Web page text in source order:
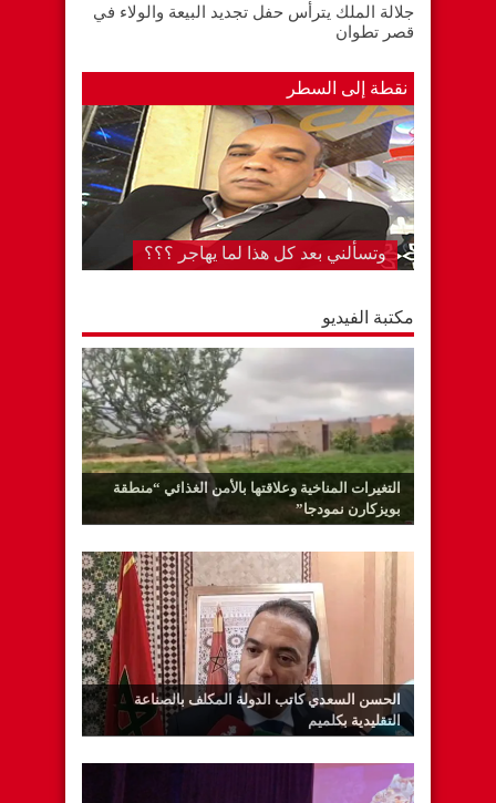
جلالة الملك يترأس حفل تجديد البيعة والولاء في
قصر تطوان
نقطة إلى السطر
وتسألني بعد كل هذا لما يهاجر ؟؟؟
مكتبة الفيديو
التغيرات المناخية وعلاقتها بالأمن الغذائي “منطقة
بويزكارن نمودجا”
الحسن السعدي كاتب الدولة المكلف بالصناعة
التقليدية بكلميم